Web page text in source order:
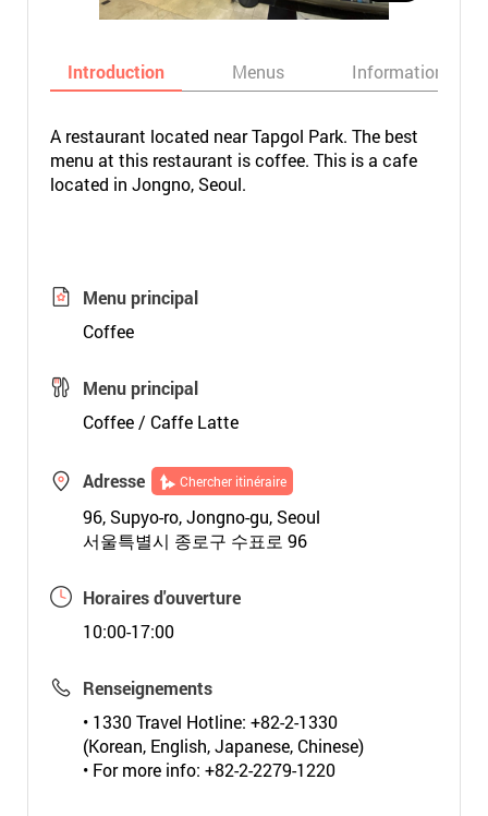
Introduction Menus Informations
A restaurant located near Tapgol Park. The best
menu at this restaurant is coffee. This is a cafe
located in Jongno, Seoul.
Menu principal
Coffee
Menu principal
Coffee / Caffe Latte
Adresse Chercher itinéraire
96, Supyo-ro, Jongno-gu, Seoul
서울특별시 종로구 수표로 96
Horaires d'ouverture
10:00-17:00
Renseignements
• 1330 Travel Hotline: +82-2-1330
(Korean, English, Japanese, Chinese)
• For more info: +82-2-2279-1220